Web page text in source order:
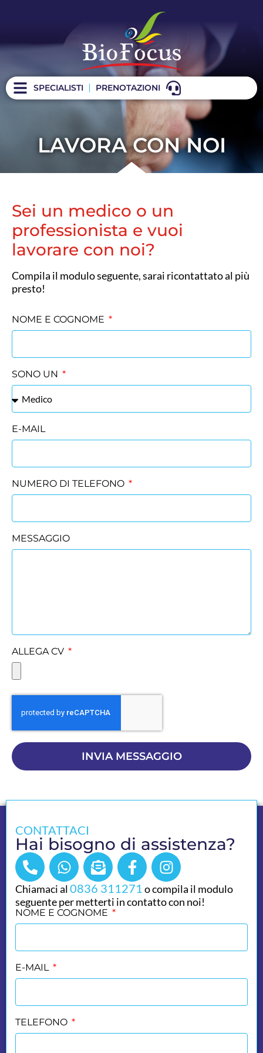
SPECIALISTI PRENOTAZIONI
LAVORA CON NOI
Sei un medico o un
professionista e vuoi
lavorare con noi?
Compila il modulo seguente, sarai ricontattato al più
presto!
NOME E COGNOME
SONO UN
E-MAIL
NUMERO DI TELEFONO
MESSAGGIO
ALLEGA CV
INVIA MESSAGGIO
CONTATTACI
Hai bisogno di assistenza?
Chiamaci al0836 311271o compila il modulo
seguente per metterti in contatto con noi!
NOME E COGNOME
E-MAIL
TELEFONO